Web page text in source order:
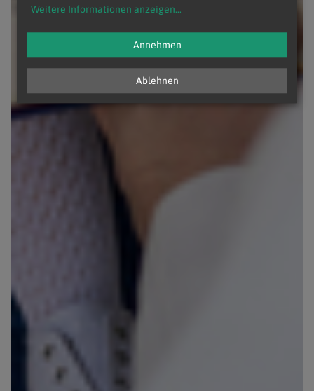
Weitere Informationen anzeigen...
Ablehnen
Annehmen